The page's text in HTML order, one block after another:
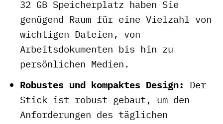
32 GB Speicherplatz haben Sie
genügend Raum für eine Vielzahl von
wichtigen Dateien, von
Arbeitsdokumenten bis hin zu
persönlichen Medien.
Robustes und kompaktes Design: Der
Stick ist robust gebaut, um den
Anforderungen des täglichen